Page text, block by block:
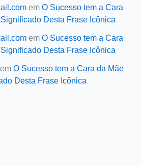
em O Sucesso tem a Cara
Desta Frase Icônica
em O Sucesso tem a Cara
Desta Frase Icônica
O Sucesso tem a Cara da Mãe
Desta Frase Icônica